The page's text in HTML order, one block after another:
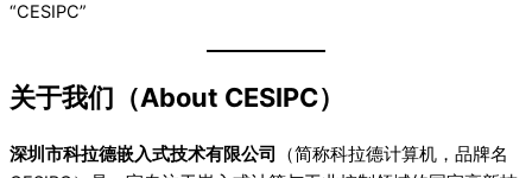
“CESIPC”
关于我们（About CESIPC）
深圳市科拉德嵌入式技术有限公司
（简称科拉德计算机，品牌名